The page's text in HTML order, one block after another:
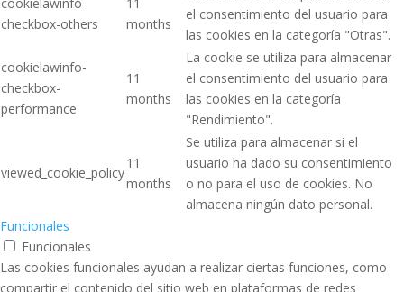
checkbox-others
months
el consentimiento del usuario para
las cookies en la categoría "Otras".
cookielawinfo-
checkbox-
performance
11
months
La cookie se utiliza para almacenar
el consentimiento del usuario para
las cookies en la categoría
"Rendimiento".
viewed_cookie_policy
11
months
Se utiliza para almacenar si el
usuario ha dado su consentimiento
o no para el uso de cookies. No
almacena ningún dato personal.
Funcionales
Funcionales
Las cookies funcionales ayudan a realizar ciertas funciones, como
compartir el contenido del sitio web en plataformas de redes